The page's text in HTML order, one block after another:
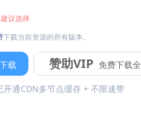
建议选择
下载当前资源的所有版本。
载 赞助VIP 免费下载
开通CDN多节点缓存 + 不限速带